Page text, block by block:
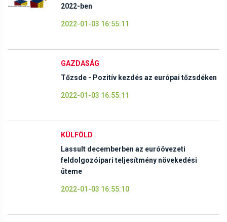
2022-ben
2022-01-03 16:55:11
GAZDASÁG
Tőzsde - Pozitív kezdés az európai tőzsdéken
2022-01-03 16:55:11
KÜLFÖLD
Lassult decemberben az euróövezeti
feldolgozóipari teljesítmény növekedési
üteme
2022-01-03 16:55:10